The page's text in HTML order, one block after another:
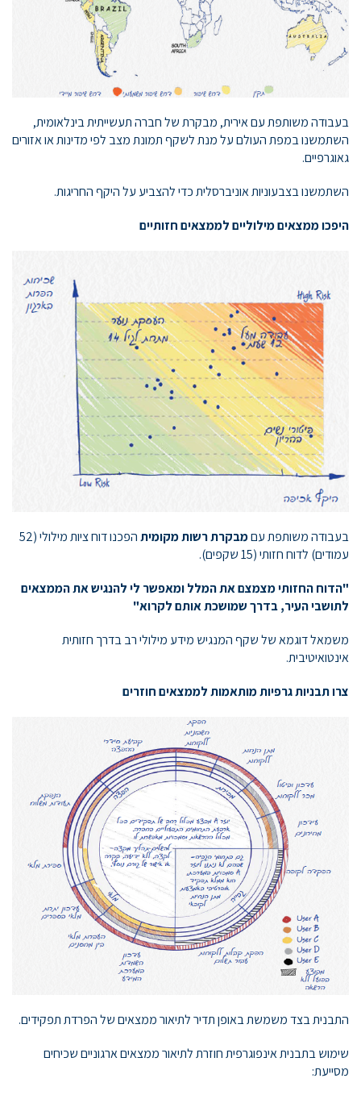
בעבודה משותפת עם אירית, מבקרת של חברה תעשייתית בינלאומית,
השתמשנו במפת העולם על מנת לשקף תמונת מצב לפי מדינות או אזורים
גאוגרפיים.
השתמשנו בצבעוניות אוניברסלית כדי להצביע על היקף החריגות.
היפכו ממצאים מילוליים לממצאים חזותיים
בעבודה משותפת עםמבקרת רשות מקומית
הפכנו דוח ציות מילולי (52
עמודים) לדוח חזותי (15 שקפים).
"הדוח החזותי מצמצם את המלל ומאפשר לילהנגישאת הממצאים
לתושבי העיר, בדרך שמושכת אותם לקרוא"
משמאל דוגמא של שקף המנגיש מידע מילולי רב בדרך חזותית
אינטואיטיבית.
צרו תבניות גרפיות מותאמות לממצאים חוזרים
התבנית בצד משמשת באופן תדיר לתיאור ממצאים של הפרדת תפקידים.
שימוש בתבנית אינפוגרפית חוזרת לתיאור ממצאים ארגוניים שכיחים
מסייעת: